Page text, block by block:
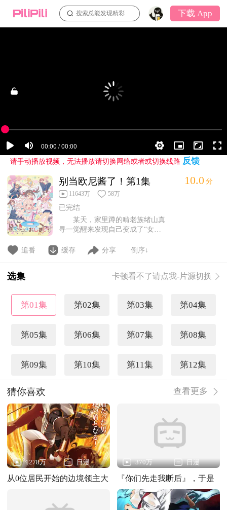
搜索总能发现精彩 下载 App
请手动播放视频，无法播放请切换网络或者或切换线路 反馈
别当欧尼酱了！第1集
11643万 58万
已完结
某天，家里蹲的啃老族绪山真
寻一觉醒来发现自己变成了“女孩
美少女是自己而陷入混乱的时候，
一种奇怪的药物！ 真寻最近2
始生活的真寻，对于厕所、浴室、
10.0 分
追番 缓存 分享 倒序↓
选集 卡顿看不了请点我-片源切换
第01集 第02集 第03集 第04集
第05集 第06集 第07集 第08集
第09集 第10集 第11集 第12集
猜你喜欢 查看更多
1278万 日漫
从0位居民开始的边境领主大
370万 日漫
『你们先走我断后』，于是
10年后我成为了传说